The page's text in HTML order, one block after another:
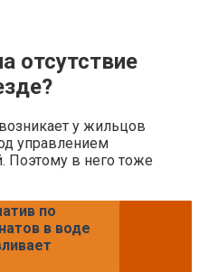
отсутствие
у жильцов
управлением
Поэтому в него тоже
по
в воде